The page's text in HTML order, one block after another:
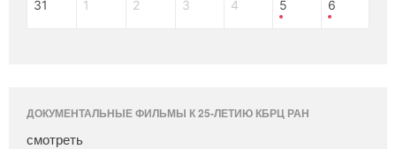
31 1 2 3 4 5 6
ДОКУМЕНТАЛЬНЫЕ ФИЛЬМЫ К 25-ЛЕТИЮ КБРЦ РАН
смотреть